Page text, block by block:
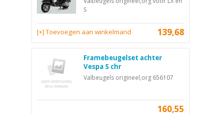
S
139,68
[+] Toevoegen aan winkelmand
Framebeugelset achter
Vespa S chr
Valbeugels origineel,org 656107
160,55